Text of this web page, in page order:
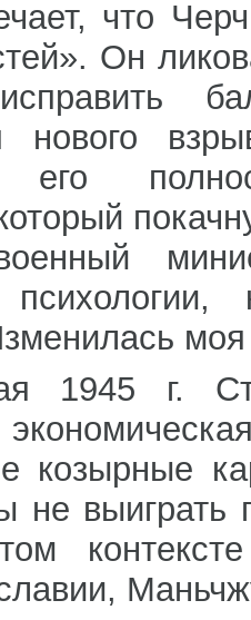
что
Он
нового
его
моя
1945 г.
козырные
не выиграть